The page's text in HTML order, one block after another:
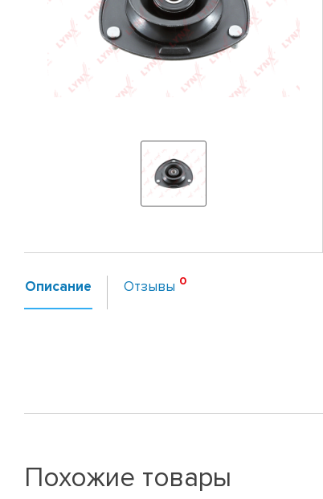
Описание Отзывы
Похожие товары